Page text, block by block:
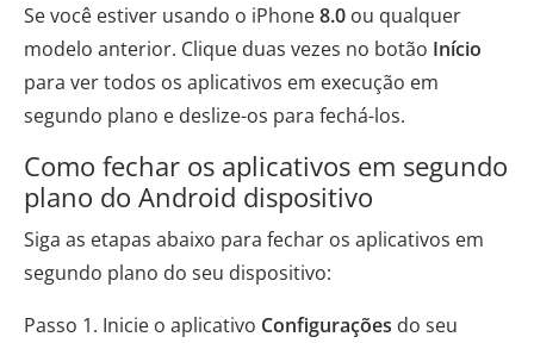
Se você estiver usando o iPhone8.0 ou qualquer
modelo anterior. Clique duas vezes no botão Início
para ver todos os aplicativos em execução em
segundo plano e deslize-os para fechá-los.
Como fechar os aplicativos em segundo
plano do Android dispositivo
Siga as etapas abaixo para fechar os aplicativos em
segundo plano do seu dispositivo:
Passo 1. Inicie o aplicativo Configurações do seu